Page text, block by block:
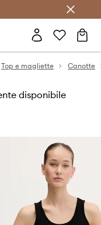
>
Top e magliette Canotte
disponibile